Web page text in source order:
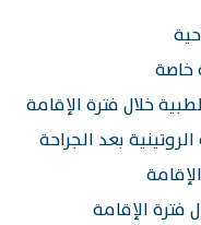
خاصة
خلال فترة الإقامة
بعد الجراحة
فترة الإقامة